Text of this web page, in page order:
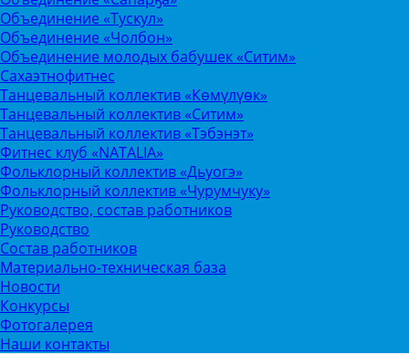
Объединение «Тускул»
Объединение «Чолбон»
Объединение молодых бабушек «Ситим»
Сахаэтнофитнес
Танцевальный коллектив «Көмүлүөк»
Танцевальный коллектив «Ситим»
Танцевальный коллектив «Тэбэнэт»
Фитнес клуб «NATALIA»
Фольклорный коллектив «Дьуогэ»
Фольклорный коллектив «Чурумчуку»
Руководство, состав работников
Руководство
Состав работников
Материально-техническая база
Новости
Конкурсы
Фотогалерея
Наши контакты